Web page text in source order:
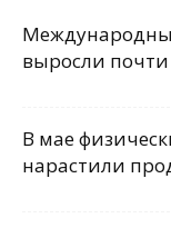
выросли
В мае
нарастили